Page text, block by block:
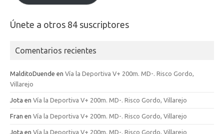
Únete a otros 84 suscriptores
Comentarios recientes
MalditoDuende en Vía la Deportiva V+ 200m. MD-. Risco Gordo,
Villarejo
Jota en Vía la Deportiva V+ 200m. MD-. Risco Gordo, Villarejo
Fran en Vía la Deportiva V+ 200m. MD-. Risco Gordo, Villarejo
Jota en Vía la Deportiva V+ 200m. MD-. Risco Gordo, Villarejo